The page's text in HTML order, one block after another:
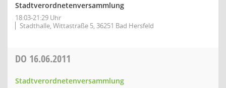
Stadtverordnetenversammlung
18:03-21:29 Uhr
Stadthalle, Wittastraße 5, 36251 Bad Hersfeld
DO 16.06.2011
Stadtverordnetenversammlung